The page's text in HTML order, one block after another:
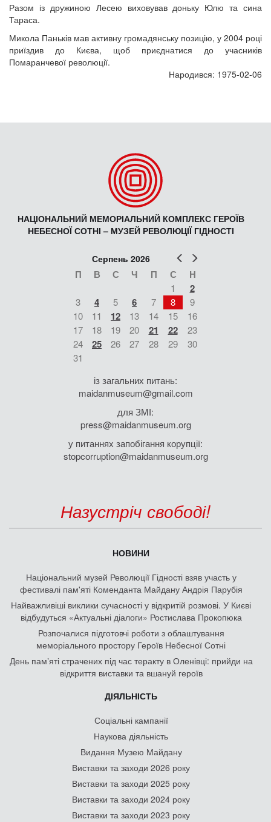
Разом із дружиною Лесею виховував доньку Юлю та сина
Тараса.
Микола Паньків мав активну громадянську позицію, у 2004 році
приїздив до Києва, щоб приєднатися до учасників
Помаранчевої революції.
Народився: 1975-02-06
НАЦІОНАЛЬНИЙ МЕМОРІАЛЬНИЙ КОМПЛЕКС ГЕРОЇВ
НЕБЕСНОЇ СОТНІ – МУЗЕЙ РЕВОЛЮЦІЇ ГІДНОСТІ
Попер
Серпень 2026
П В С Ч П С Н
1 2
3 4 5 6 7 8
9
10
11 12 13 14 15
16
17
18 19 20 21 22
23
24
25 26 27 28 29
30
31
із загальних питань:
maidanmuseum@gmail.com
для ЗМІ:
press@maidanmuseum.org
у питаннях запобігання корупції:
stopcorruption@maidanmuseum.org
Назустріч свободі!
НОВИНИ
Національний музей Революції Гідності взяв участь у
фестивалі пам'яті Коменданта Майдану Андрія Парубія
Найважливіші виклики сучасності у відкритій розмові. У Києві
відбудуться «Актуальні діалоги» Ростислава Прокопюка
Розпочалися підготовчі роботи з облаштування
меморіального простору Героїв Небесної Сотні
День памʼяті страчених під час теракту в Оленівці: прийди на
відкриття виставки та вшануй героїв
ДІЯЛЬНІСТЬ
Соціальні кампанії
Наукова діяльність
Видання Музею Майдану
Виставки та заходи 2026 року
Виставки та заходи 2025 року
Виставки та заходи 2024 року
Виставки та заходи 2023 року